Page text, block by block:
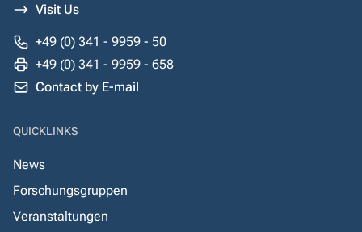
Visit Us
+49 (0) 341 - 9959 - 50
+49 (0) 341 - 9959 - 658
Contact by E-mail
QUICKLINKS
News
Forschungsgruppen
Veranstaltungen